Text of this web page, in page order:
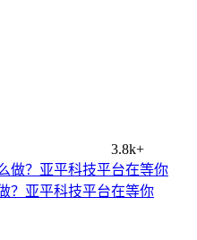
3.8k+
？亚平科技平台在等你